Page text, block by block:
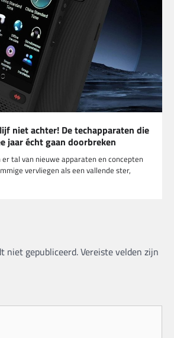
niet achter! De techapparaten die
jaar écht gaan doorbreken
er tal van nieuwe apparaten en concepten
vervliegen als een vallende ster,
niet gepubliceerd.Vereiste velden zijn